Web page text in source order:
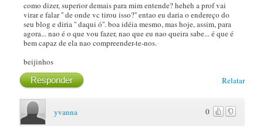
como dizer, superior demais para mim entende? heheh a prof vai
virar e falar '' de onde vc tirou isso?'' entao eu daria o endereço do
seu blog e diria '' daqui ó''. boa idéia mesmo, mas hoje, assim, para
agora... nao é o que vou fazer, nao que eu nao queira sabe... é que é
bem capaz de ela nao compreender-te-nos.
beijinhos
Relatar
Responder
0
yvanna